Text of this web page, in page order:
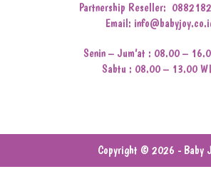
Partnership Reseller:
Email:
Senin – Jum’at : 08.00 –
Sabtu : 08.00 – 13.00
Copyright © 2026 - Baby